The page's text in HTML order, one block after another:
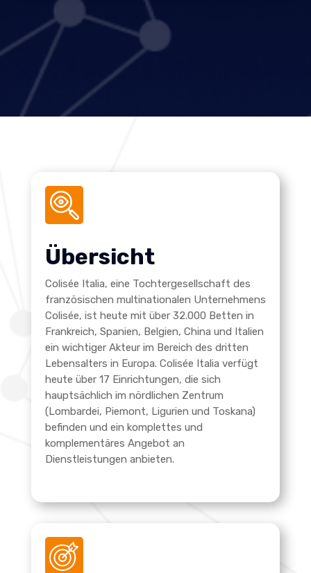
Übersicht
Colisée Italia, eine Tochtergesellschaft des
französischen multinationalen Unternehmens
Colisée, ist heute mit über 32.000 Betten in
Frankreich, Spanien, Belgien, China und Italien
ein wichtiger Akteur im Bereich des dritten
Lebensalters in Europa. Colisée Italia verfügt
heute über 17 Einrichtungen, die sich
hauptsächlich im nördlichen Zentrum
(Lombardei, Piemont, Ligurien und Toskana)
befinden und ein komplettes und
komplementäres Angebot an
Dienstleistungen anbieten.